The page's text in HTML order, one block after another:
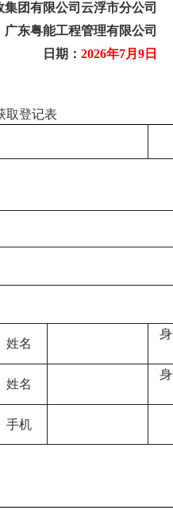
团有限公司云浮市分公司
东粤能工程管理有限公司
日期： 2026年7月9日
取登记表
姓名
姓名
手机